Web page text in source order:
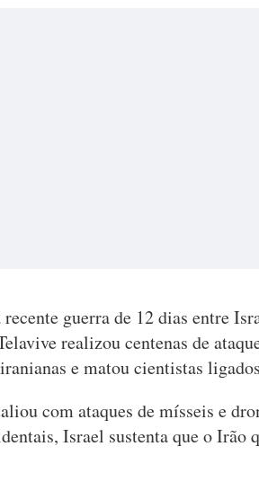
guerra de 12 dias entre
realizou centenas de
e matou cientistas
com ataques de mísseis e
Israel sustenta que o Irão